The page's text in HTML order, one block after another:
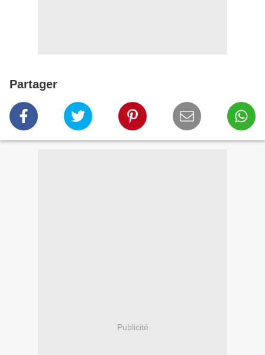
Partager
Publicité